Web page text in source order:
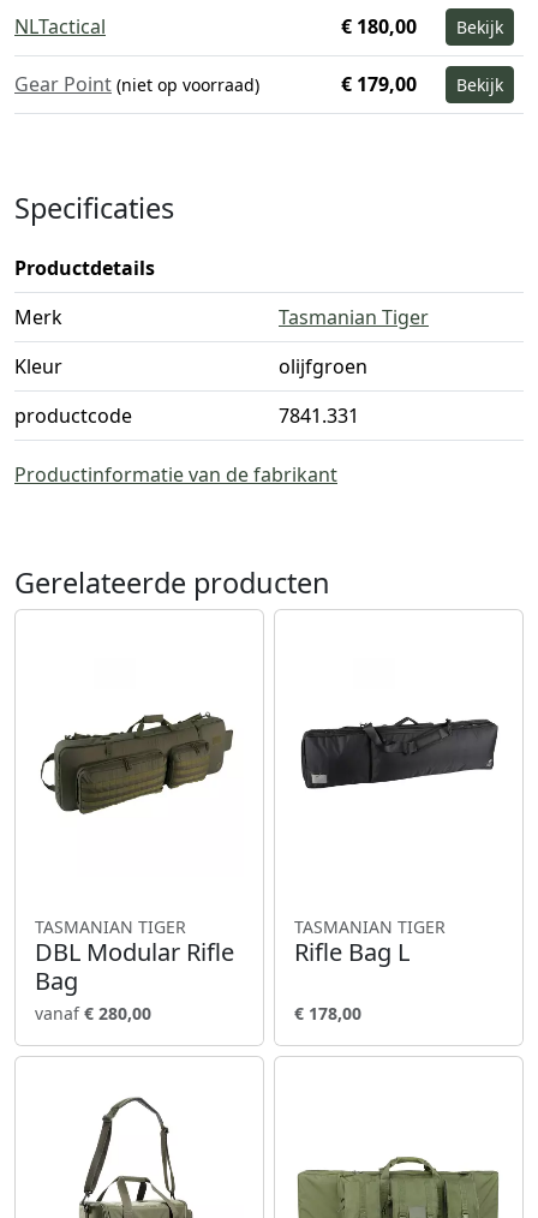
NLTactical
€ 180,00 Bekijk
Gear Point (niet op voorraad) € 179,00 Bekijk
Specificaties
Productdetails
Merk
Tasmanian Tiger
Kleur
olijfgroen
productcode
7841.331
Productinformatie van de fabrikant
Gerelateerde producten
TASMANIAN TIGER
DBL Modular Rifle
Bag
vanaf€ 280,00
TASMANIAN TIGER
Rifle Bag L
€ 178,00